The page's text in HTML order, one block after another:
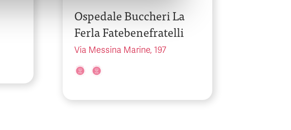
Ospedale Buccheri La
Ferla Fatebenefratelli
Via Messina Marine, 197